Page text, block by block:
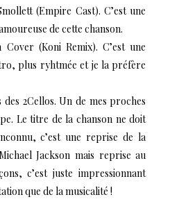
(Empire Cast). C’est une
de cette chanson.
(Koni Remix). C’est une
plus ryhtmée et je la préfère
2Cellos. Un de mes proches
Le titre de la chanson ne doit
c’est une reprise de la
Jackson mais reprise au
c’est juste impressionnant
que de la musicalité !